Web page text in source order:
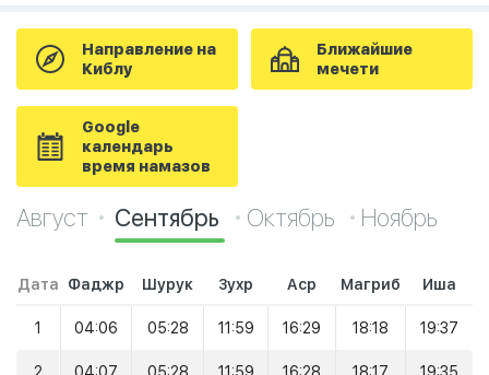
Направление на
Киблу
Ближайшие
мечети
Google
календарь
время намазов
Август Сентябрь Октябрь Ноябрь
Дата Фаджр Шурук Зухр Аср Магриб Иша
1 04:06 05:28 11:59 16:29 18:18 19:37